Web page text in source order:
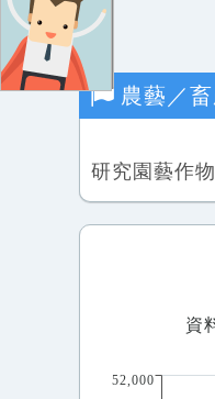
農藝／
研究園藝作
資
52,000